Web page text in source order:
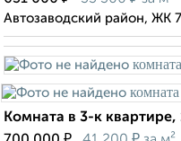
Автозаводский район, ЖК
Комната в 3-к квартире,